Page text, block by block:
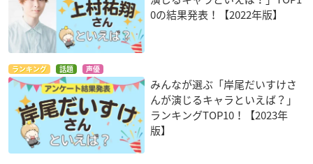
0の結果発表！【2022年版】
ランキング 話題 声優
みんなが選ぶ「岸尾だいすけさ
んが演じるキャラといえば？」
ランキングTOP10！【2023年
版】